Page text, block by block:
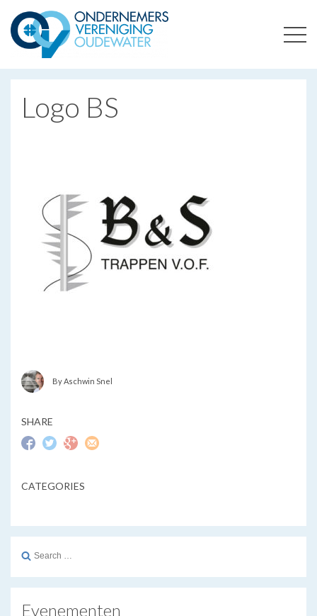
ONDERNEMERSVERENIGING OUDEWATER
Logo BS
By Aschwin Snel
SHARE
CATEGORIES
Search
Evenementen